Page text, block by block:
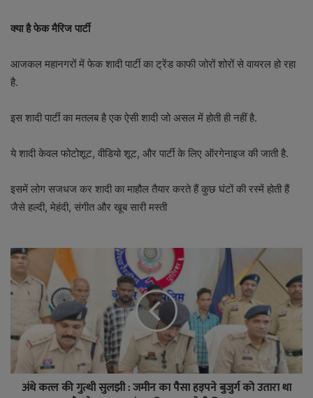
क्या है फेक मैरिज पार्टी
आजकल महानगरों में फेक शादी पार्टी का ट्रेंड काफी जोरों शोरों से वायरल हो रहा
है.
इस शादी पार्टी का मतलब है एक ऐसी शादी जो असल में होती ही नहीं है.
ये शादी केवल फोटोशूट, वीडियो शूट, और पार्टी के लिए ऑरगेनाइज की जाती है.
इसमें लोग सजधज कर शादी का माहौल तैयार करते हैं कुछ घंटों की रस्में होती हैं
जैसे हल्दी, मेहंदी, संगीत और खूब सारी मस्ती
अंधे कत्ल की गुत्थी सुलझी : जमीन का पैसा हड़पने बुजुर्ग को उतारा था